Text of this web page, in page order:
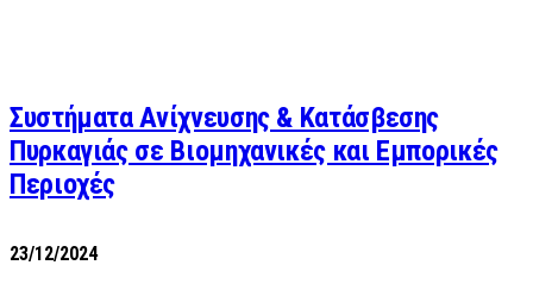
Συστήματα Ανίχνευσης & Κατάσβεσης
Πυρκαγιάς σε Βιομηχανικές και Εμπορικές
Περιοχές
23/12/2024